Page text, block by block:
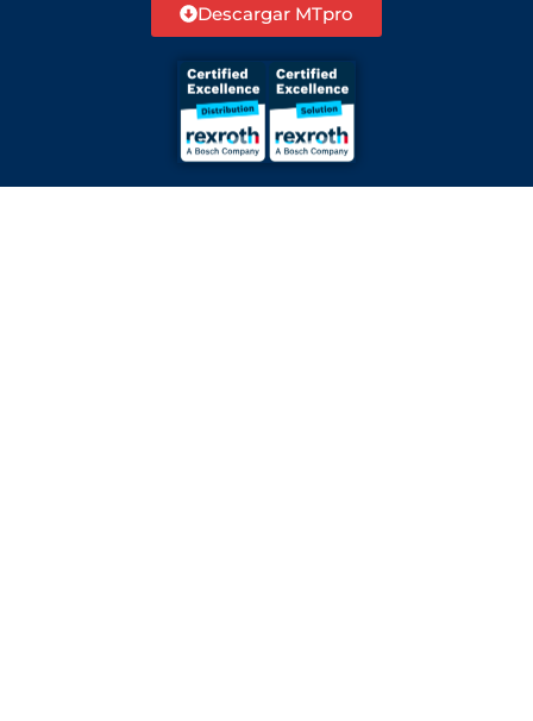
Descargar MTpro